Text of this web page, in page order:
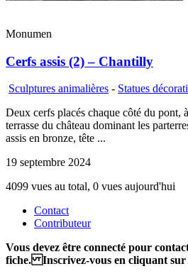
Monumen
Cerfs assis (2) – Chantilly
Sculptures animalières - Statues
Deux cerfs placés chaque côté du pont,
terrasse du château dominant les
assis en bronze, tête ...
19 septembre 2024
4099 vues au total, 0 vues aujourd'hui
Contact
Contributeur
Vous devez être connecté pour
fiche. Inscrivez-vous en cliquant sur